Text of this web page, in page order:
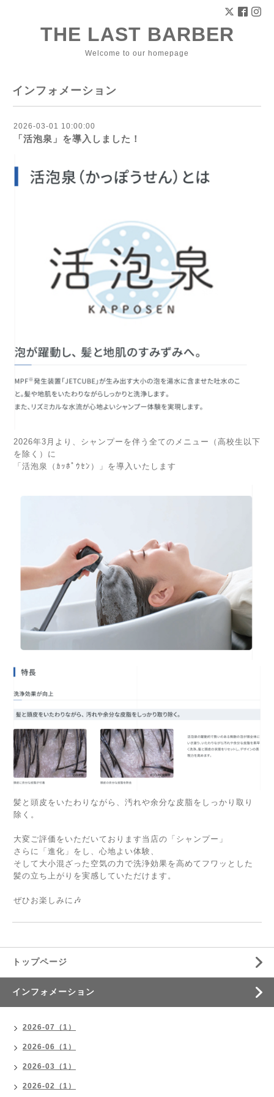
THE LAST BARBER
Welcome to our homepage
インフォメーション
2026-03-01 10:00:00
「活泡泉」を導入しました！
2026年3月より、シャンプーを伴う全てのメニュー（高校生以下
を除く）に
「活泡泉（ｶｯﾎﾟｳｾﾝ）」を導入いたします
髪と頭皮をいたわりながら、汚れや余分な皮脂をしっかり取り
除く。
大変ご評価をいただいております当店の「シャンプー」
さらに「進化」をし、心地よい体験、
そして大小混ざった空気の力で洗浄効果を高めてフワッとした
髪の立ち上がりを実感していただけます。
ぜひお楽しみに🎶
トップページ
インフォメーション
2026-07（1）
2026-06（1）
2026-03（1）
2026-02（1）